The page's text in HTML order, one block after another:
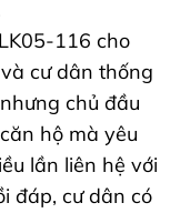
116 cho
cư dân thống
chủ đầu
hộ mà yêu
lần liên hệ với
đáp, cư dân có